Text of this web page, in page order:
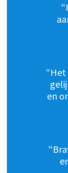
en